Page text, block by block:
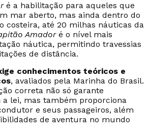
é a habilitação para aqueles que
mar aberto, mas ainda dentro do
costeira, até 20 milhas náuticas da
Amadoré o nível mais
náutica, permitindo travessias
de distância.
conhecimentos teóricos e
, avaliados pela Marinha do Brasil.
correta não só garante
lei, mas também proporciona
e seus passageiros, além
de aventura no mundo